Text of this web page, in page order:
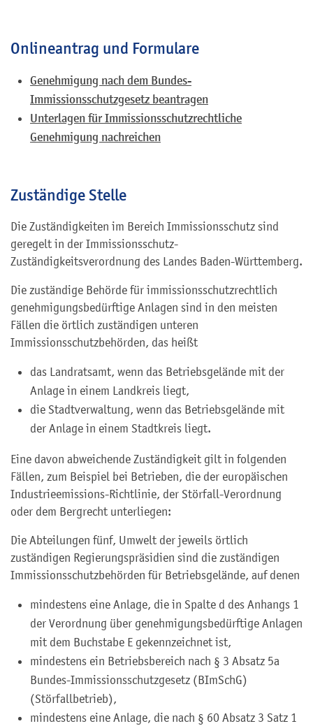
Onlineantrag und Formulare
Genehmigung nach dem Bundes-
Immissionsschutzgesetz beantragen
Unterlagen für Immissionsschutzrechtliche
Genehmigung nachreichen
Zuständige Stelle
Die Zuständigkeiten im Bereich Immissionsschutz sind
geregelt in der Immissionsschutz-
Zuständigkeitsverordnung des Landes Baden-Württemberg.
Die zuständige Behörde für immissionsschutzrechtlich
genehmigungsbedürftige Anlagen sind in den meisten
Fällen die örtlich zuständigen unteren
Immissionsschutzbehörden, das heißt
das Landratsamt, wenn das Betriebsgelände mit der
Anlage in einem Landkreis liegt,
die Stadtverwaltung, wenn das Betriebsgelände mit
der Anlage in einem Stadtkreis liegt.
Eine davon abweichende Zuständigkeit gilt in folgenden
Fällen, zum Beispiel bei Betrieben, die der europäischen
Industrieemissions-Richtlinie, der Störfall-Verordnung
oder dem Bergrecht unterliegen:
Die Abteilungen fünf, Umwelt der jeweils örtlich
zuständigen Regierungspräsidien sind die zuständigen
Immissionsschutzbehörden für Betriebsgelände, auf denen
mindestens eine Anlage, die in Spalte d des Anhangs 1
der Verordnung über genehmigungsbedürftige Anlagen
mit dem Buchstabe E gekennzeichnet ist,
mindestens ein Betriebsbereich nach § 3 Absatz 5a
Bundes-Immissionsschutzgesetz (BImSchG)
(Störfallbetrieb),
mindestens eine Anlage, die nach § 60 Absatz 3 Satz 1